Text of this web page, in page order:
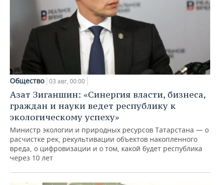
Общество 03 авг, 00:00
Азат Зиганшин: «Синергия власти, бизнеса,
граждан и науки ведет республику к
экологическому успеху»
Министр экологии и природных ресурсов Татарстана — о
расчистке рек, рекультивации объектов накопленного
вреда, о цифровизации и о том, какой будет республика
через 10 лет